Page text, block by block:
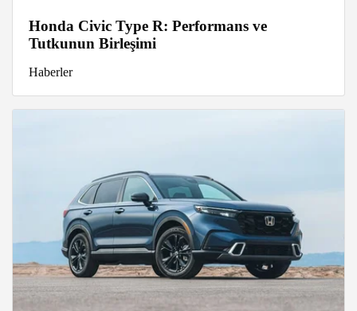
Honda Civic Type R: Performans ve
Tutkunun Birleşimi
Haberler